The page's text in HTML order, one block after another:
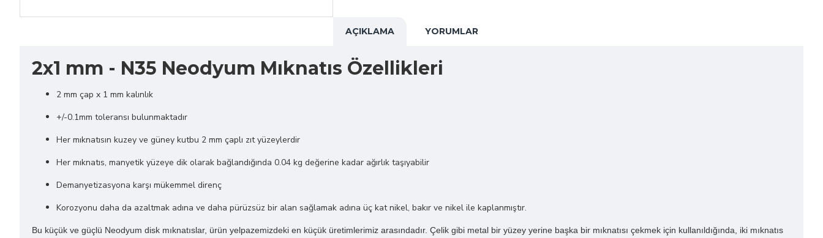
AÇIKLAMA YORUMLAR
2x1 mm - N35 Neodyum Mıknatıs Özellikleri
2 mm çap x 1 mm kalınlık
+/-0.1mm toleransı bulunmaktadır
Her mıknatısın kuzey ve güney kutbu 2 mm çaplı zıt yüzeylerdir
Her mıknatıs, manyetik yüzeye dik olarak bağlandığında 0.04 kg değerine kadar ağırlık taşıyabilir
Demanyetizasyona karşı mükemmel direnç
Korozyonu daha da azaltmak adına ve daha pürüzsüz bir alan sağlamak adına üç kat nikel, bakır ve nikel ile kaplanmıştır.
Bu küçük ve güçlü Neodyum disk mıknatıslar, ürün yelpazemizdeki en küçük üretimlerimiz arasındadır. Çelik gibi metal bir yüzey yerine başka bir mıknatısı çekmek için kullanıldığında, iki mıknatıs